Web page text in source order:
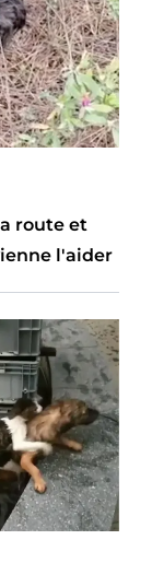
route et
l'aider